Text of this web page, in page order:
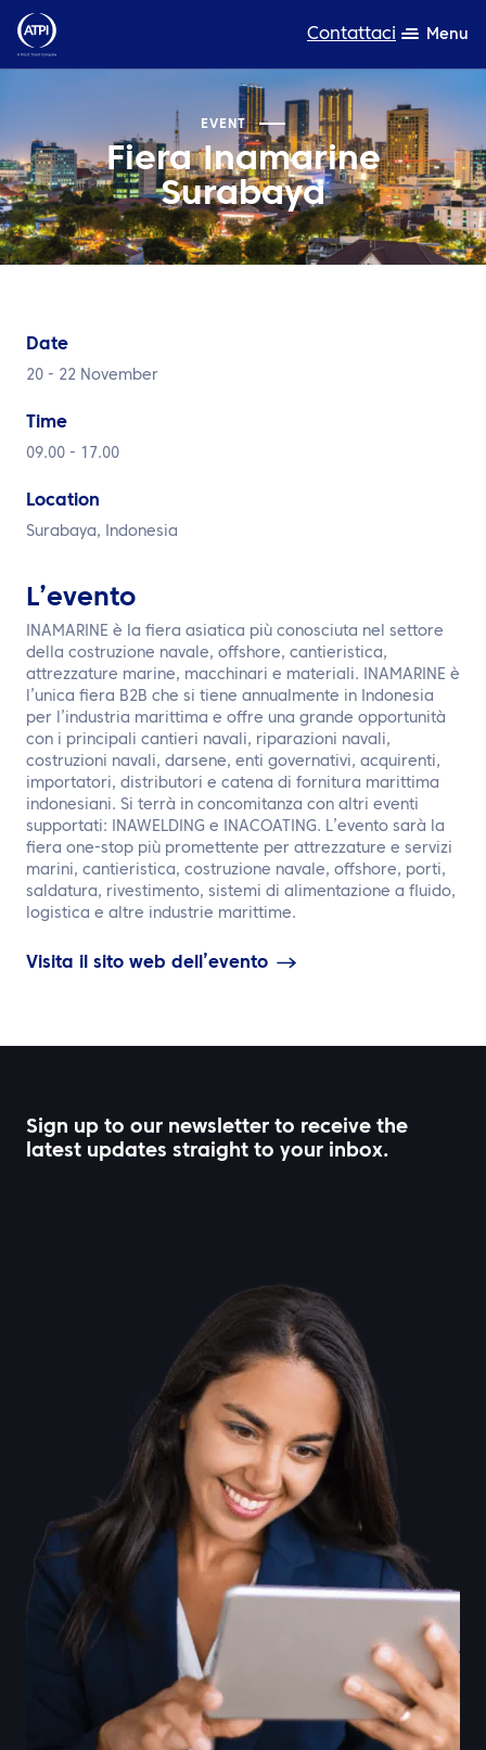
Contattaci Menu
Prodotti
Risorse
Chi siamo
TravelHub Login
Cerca
IT
EVENT
Fiera Inamarine
Surabaya
Date
20 - 22 November
Time
09.00 - 17.00
Location
Surabaya, Indonesia
L’evento
INAMARINE è la fiera asiatica più conosciuta nel settore
della costruzione navale, offshore, cantieristica,
attrezzature marine, macchinari e materiali. INAMARINE è
l’unica fiera B2B che si tiene annualmente in Indonesia
per l’industria marittima e offre una grande opportunità
con i principali cantieri navali, riparazioni navali,
costruzioni navali, darsene, enti governativi, acquirenti,
importatori, distributori e catena di fornitura marittima
indonesiani. Si terrà in concomitanza con altri eventi
supportati: INAWELDING e INACOATING. L’evento sarà la
fiera one-stop più promettente per attrezzature e servizi
marini, cantieristica, costruzione navale, offshore, porti,
saldatura, rivestimento, sistemi di alimentazione a fluido,
logistica e altre industrie marittime.
Visita il sito web dell’evento
Sign up to our newsletter to receive the
latest updates straight to your inbox.